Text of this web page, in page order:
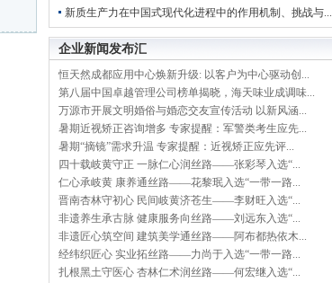
新质生产力在中国式现代化进程中的作用机制、挑战与...
企业新闻发布汇
恒天然成都应用中心焕新升级: 以客户为中心驱动创...
第八届中国卓越管理公司榜单揭晓，海天味业成调味...
万源市开展文明婚俗与婚恋交友宣传活动 以新风涵...
暑期近视矫正咨询增多 专家提醒：军警类考生应先...
暑期“摘镜”需求升温 专家提醒：近视矫正应先评...
四十载岐黄守正 一脉仁心润丝路——张彩琴入选“...
仁心承岐黄 康养通丝路——花黎珉入选“一带一路...
晋南杏林守初心 民间岐黄济苍生——李财旺入选“...
非遗养生承古脉 健康服务向丝路——刘远东入选“...
非遗匠心筑空间 建筑美学通丝路——阿布都热依木...
经纬织匠心 实业拓丝路——力尚于入选“一带一路...
扎根黑土守医心 杏林仁术润丝路——何宏继入选“...